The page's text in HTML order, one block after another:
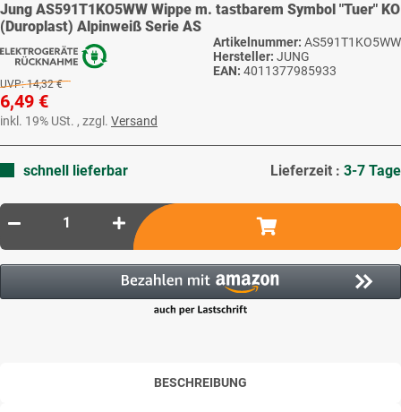
Jung AS591T1KO5WW Wippe m. tastbarem Symbol "Tuer" KO
(Duroplast) Alpinweiß Serie AS
Artikelnummer: AS591T1KO5WW
Hersteller: JUNG
EAN: 4011377985933
UVP: 14,32 €
6,49 €
inkl. 19% USt. , zzgl. Versand
schnell lieferbar Lieferzeit : 3-7 Tage
BESCHREIBUNG